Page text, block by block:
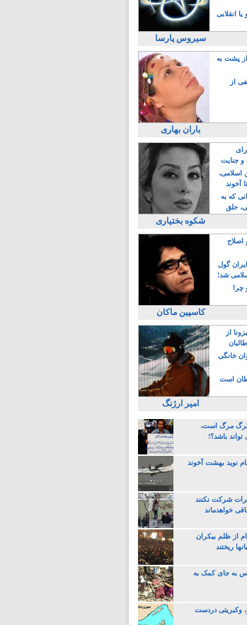
و یا انقلابی
سیروس پارسا
پشت به
از
باران بهاری
و جنایت
اسلامی،
آخوند
که به
حلق
شکوه بختیاری
اصلاح
گول
شد!
کاسپین ماکان
از
خانگی
است
امیر ارژنگ
گرگ مرگ است،
باشد؟!
نوید بهشت آخوند
شرکت نکنند
خواهدماند
از ظلم بیکران
ریختند
چه مجوزی ۸۰ آمبولانس به جای کمک به
وکبریتی دردست